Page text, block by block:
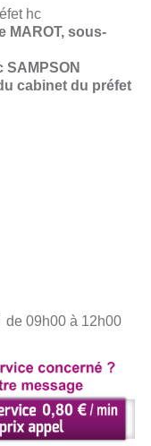
hc
MAROT, sous-
cabinet du préfet
09h00 à 12h00